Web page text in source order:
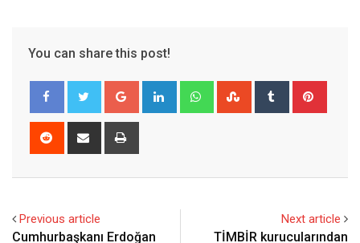
You can share this post!
Google+ LinkedIn WhatsappStumbleUpon
Tumblr
Reddit
Share
Previous article
Cumhurbaşkanı Erdoğan
Next article
TİMBİR kurucularından